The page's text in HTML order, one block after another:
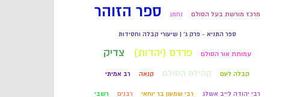
מרכז מורשת בעל הסולם נחמן ספר הזוהר
ספר התניא - פרק ג' | שיעורי קבלה וחסידות
עמותת אור הסולם פרדס (יהדות) צדיק
קבלה לעם קהילת הסולם קנאה רב אמיתי
רבי יהודה לייב אשלג רבי שמעון בר יוחאי רבנים רשבי